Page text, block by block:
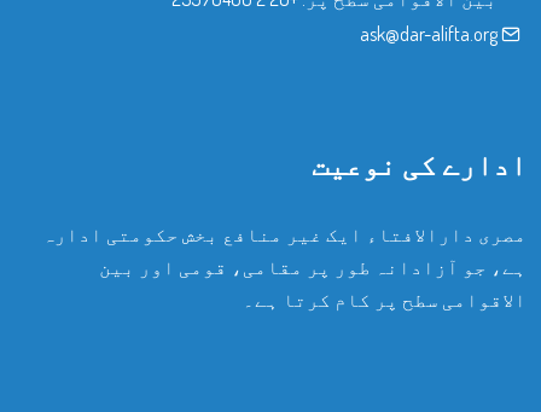
ask@dar-alifta.org
ادارے کی نوعیت
مصری دارالافتاء ایک غیر منافع بخش حکومتی ادارہ
ہے، جو آزادانہ طور پر مقامی، قومی اور بین
الاقوامی سطح پر کام کرتا ہے۔